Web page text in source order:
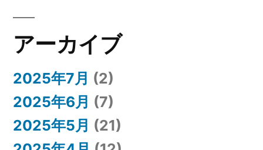
アーカイブ
2025年7月 (2)
2025年6月 (7)
2025年5月 (21)